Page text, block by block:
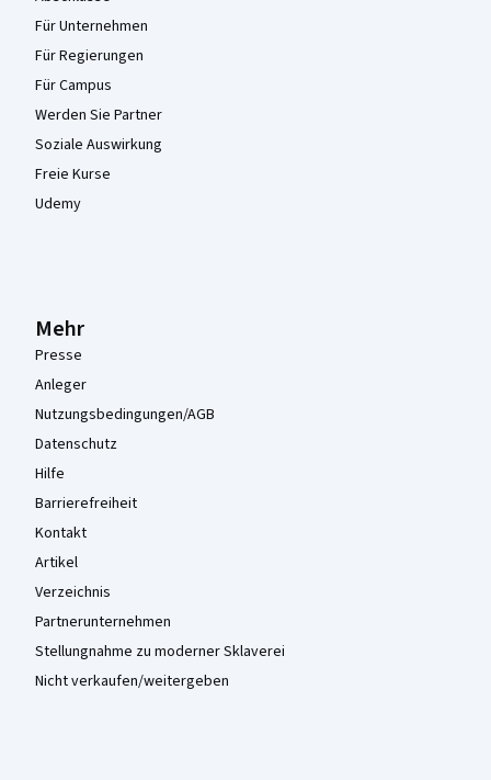
Für Unternehmen
Für Regierungen
Für Campus
Werden Sie Partner
Soziale Auswirkung
Freie Kurse
Udemy
Mehr
Presse
Anleger
Nutzungsbedingungen/AGB
Datenschutz
Hilfe
Barrierefreiheit
Kontakt
Artikel
Verzeichnis
Partnerunternehmen
Stellungnahme zu moderner Sklaverei
Nicht verkaufen/weitergeben